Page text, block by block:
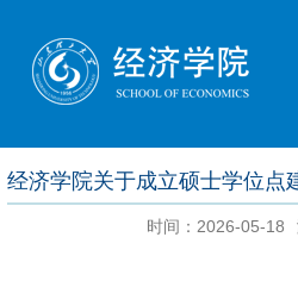
经济学院关于成立硕士学位点
时间：2026-05-18